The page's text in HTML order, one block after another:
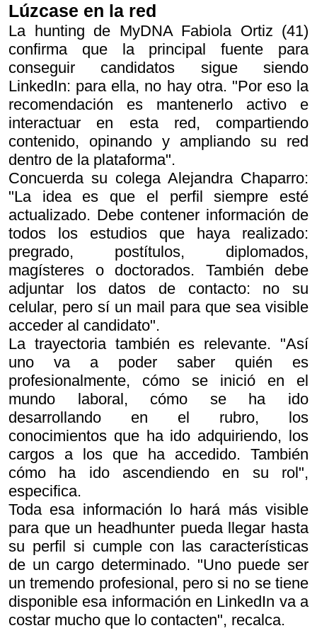
Lúzcase en la red
La hunting de MyDNA Fabiola Ortiz (41)
confirma que la principal fuente para
conseguir candidatos sigue siendo
LinkedIn: para ella, no hay otra. "Por eso la
recomendación es mantenerlo activo e
interactuar en esta red, compartiendo
contenido, opinando y ampliando su red
dentro de la plataforma".
Concuerda su colega Alejandra Chaparro:
"La idea es que el perfil siempre esté
actualizado. Debe contener información de
todos los estudios que haya realizado:
pregrado, postítulos, diplomados,
magísteres o doctorados. También debe
adjuntar los datos de contacto: no su
celular, pero sí un mail para que sea visible
acceder al candidato".
La trayectoria también es relevante. "Así
uno va a poder saber quién es
profesionalmente, cómo se inició en el
mundo laboral, cómo se ha ido
desarrollando en el rubro, los
conocimientos que ha ido adquiriendo, los
cargos a los que ha accedido. También
cómo ha ido ascendiendo en su rol",
especifica.
Toda esa información lo hará más visible
para que un headhunter pueda llegar hasta
su perfil si cumple con las características
de un cargo determinado. "Uno puede ser
un tremendo profesional, pero si no se tiene
disponible esa información en LinkedIn va a
costar mucho que lo contacten", recalca.